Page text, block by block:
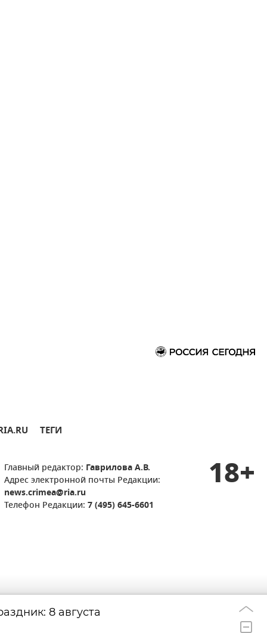
ТЕГИ
Главный редактор: Гаврилова А.В.
Адрес электронной почты Редакции:
news.crimea@ria.ru
Телефон Редакции: 7 (495) 645-6601
18+
8 августа
Удар дрона по
берегов Ялты: